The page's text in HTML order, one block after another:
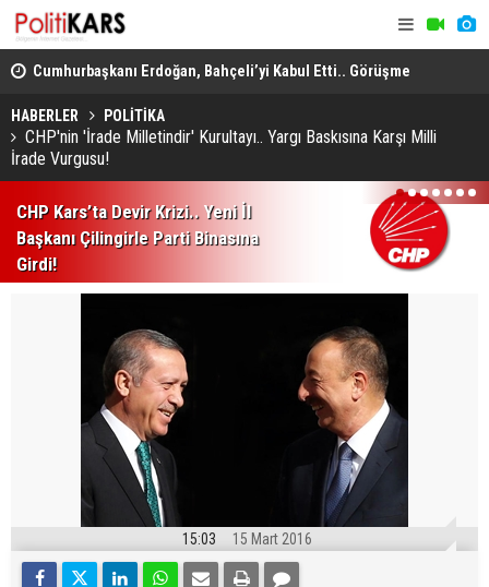
Cumhurbaşkanı Erdoğan, Bahçeli’yi Kabul Etti.. Görüşme
Bölgelerinde Çalışmalar Yapıldı!
HABERLER POLİTİKA
CHP'nin 'İrade Milletindir' Kurultayı.. Yargı Baskısına Karşı Milli
İrade Vurgusu!
CHP Kars’ta Devir Krizi.. Yeni İl
Başkanı Çilingirle Parti Binasına
Girdi!
1 2 3 4 5 6 7
15:03 15 Mart 2016